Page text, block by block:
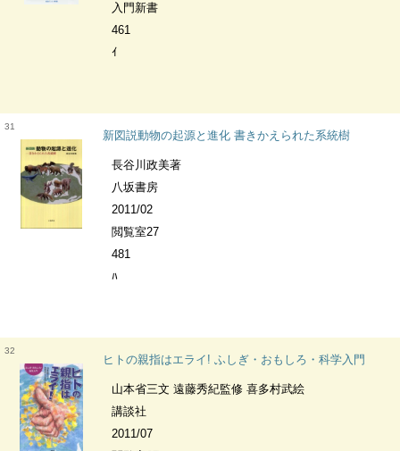
入門新書
461
ｲ
31
新図説動物の起源と進化 書きかえられた系統樹
長谷川政美著
八坂書房
2011/02
閲覧室27
481
ﾊ
32
ヒトの親指はエライ! ふしぎ・おもしろ・科学入門
山本省三文 遠藤秀紀監修 喜多村武絵
講談社
2011/07